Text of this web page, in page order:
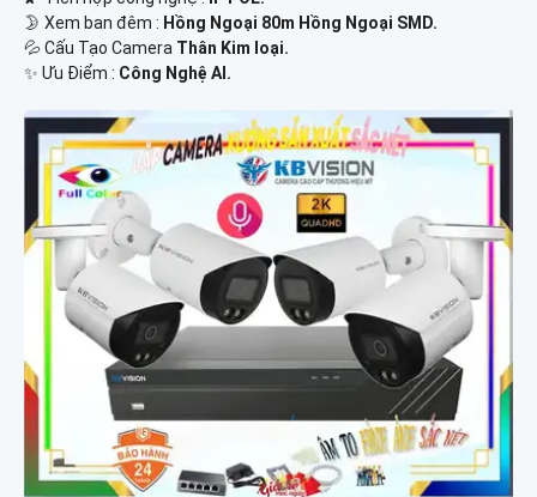
🌛 Xem ban đêm : Hồng Ngoại 80m Hồng Ngoại SMD.
💦 Cấu Tạo Camera Thân Kim loại.
️✨ Ưu Điểm : Công Nghệ AI.